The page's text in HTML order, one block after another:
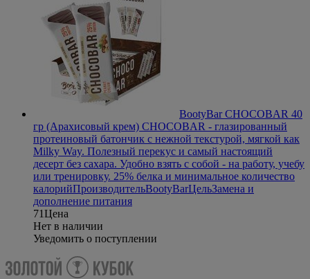
BootyBar CHOCOBAR 40
гр (Арахисовый крем) CHOCOBAR - глазированный
протеиновый батончик с нежной текстурой, мягкой как
Milky Way. Полезный перекус и самый настоящий
десерт без сахара. Удобно взять с собой - на работу, учебу
или тренировку. 25% белка и минимальное количество
калорийПроизводительBootyBarЦельЗамена и
дополнение питания
71Цена
Нет в наличии
Уведомить о поступлении